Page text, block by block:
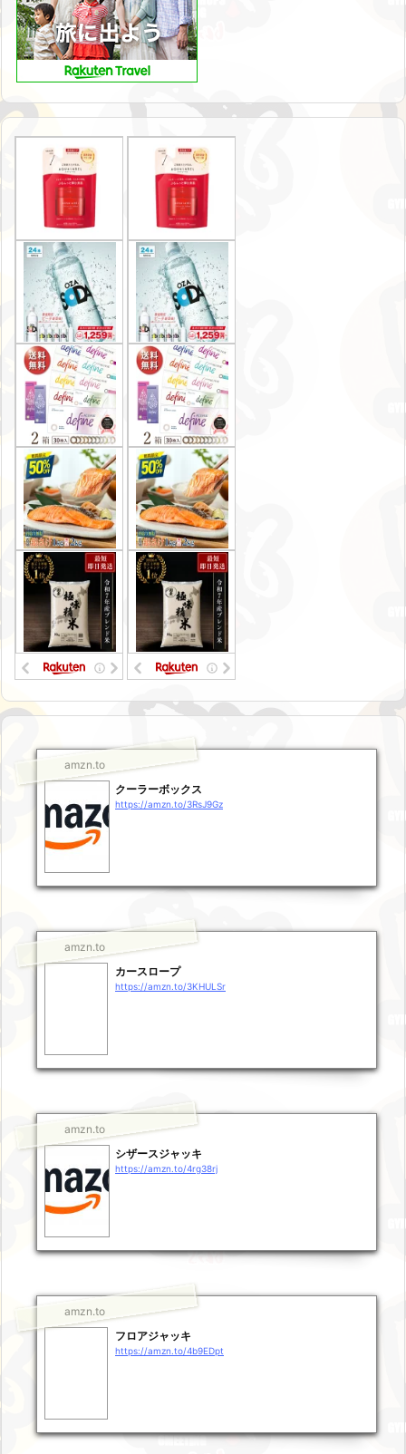
amzn.to
クーラーボックス
https://amzn.to/3RsJ9Gz
amzn.to
カースロープ
https://amzn.to/3KHULSr
amzn.to
シザースジャッキ
https://amzn.to/4rg38rj
amzn.to
フロアジャッキ
https://amzn.to/4b9EDpt